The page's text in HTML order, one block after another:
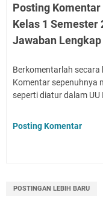
Posting Komentar
Kelas 1 Semester
Jawaban
Berkomentarlah
Komentar sepenuhnya
seperti diatur dalam UU
Posting Komentar
POSTINGAN LEBIH BARU